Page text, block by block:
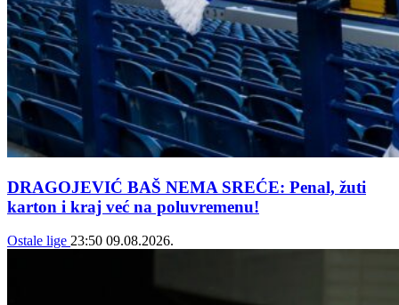
DRAGOJEVIĆ BAŠ NEMA SREĆE: Penal, žuti
karton i kraj već na poluvremenu!
Ostale lige 23:50 09.08.2026.